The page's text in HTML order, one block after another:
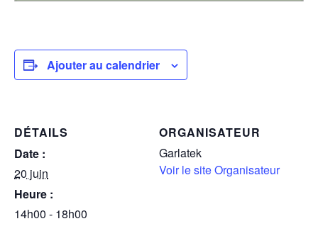
Ajouter au calendrier
DÉTAILS
Date :
20 juin
Heure :
14h00 - 18h00
ORGANISATEUR
Garlatek
Voir le site Organisateur